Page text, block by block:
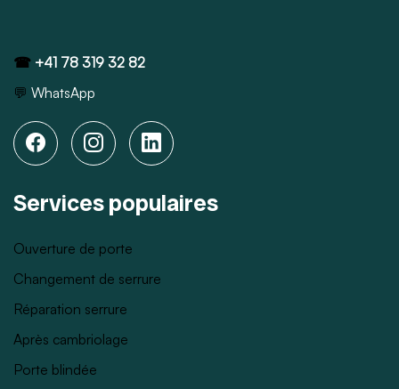
☎ +41 78 319 32 82
💬 WhatsApp
Services populaires
Ouverture de porte
Changement de serrure
Réparation serrure
Après cambriolage
Porte blindée